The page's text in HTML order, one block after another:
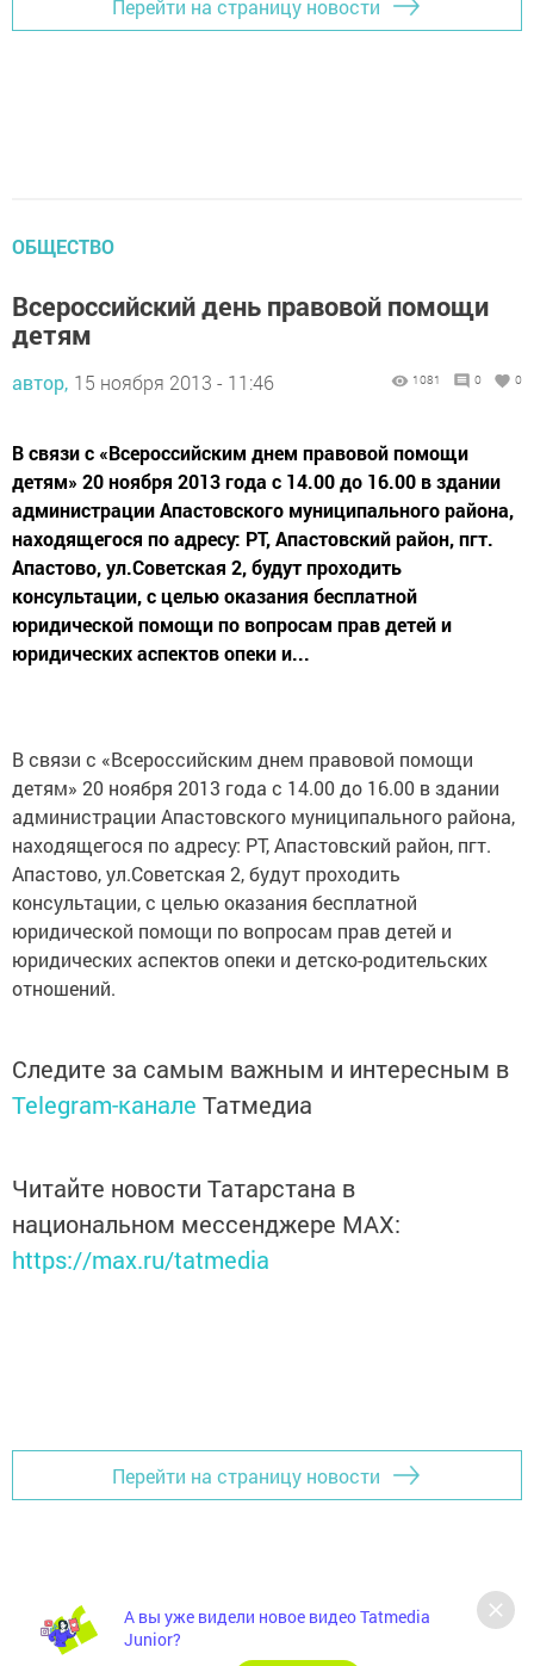
Перейти на страницу новости
ОБЩЕСТВО
Всероссийский день правовой помощи
детям
автор, 15 ноября 2013 - 11:46 1081 0 0
В связи с «Всероссийским днем правовой помощи
детям» 20 ноября 2013 года с 14.00 до 16.00 в здании
администрации Апастовского муниципального района,
находящегося по адресу: РТ, Апастовский район, пгт.
Апастово, ул.Советская 2, будут проходить
консультации, с целью оказания бесплатной
юридической помощи по вопросам прав детей и
юридических аспектов опеки и...
В связи с «Всероссийским днем правовой помощи
детям» 20 ноября 2013 года с 14.00 до 16.00 в здании
администрации Апастовского муниципального района,
находящегося по адресу: РТ, Апастовский район, пгт.
Апастово, ул.Советская 2, будут проходить
консультации, с целью оказания бесплатной
юридической помощи по вопросам прав детей и
юридических аспектов опеки и детско-родительских
отношений.
Следите за самым важным и интересным в
Telegram-канале Татмедиа
Читайте новости Татарстана в
национальном мессенджере MАХ:
https://max.ru/tatmedia
Перейти на страницу новости
А вы уже видели новое видео Tatmedia
Junior?